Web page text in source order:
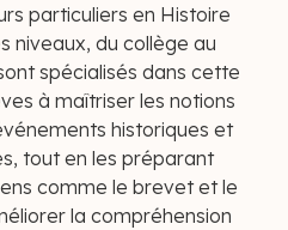
particuliers en Histoire
niveaux, du collège au
spécialisés dans cette
à maîtriser les notions
historiques et
tout en les préparant
comme le brevet et le
la compréhension